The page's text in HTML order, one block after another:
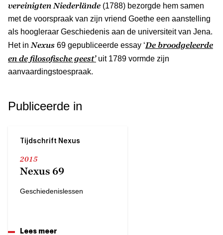
vereinigten Niederlände (1788) bezorgde hem samen
met de voorspraak van zijn vriend Goethe een aanstelling
als hoogleraar Geschiedenis aan de universiteit van Jena.
Het in Nexus 69 gepubliceerde essay ‘De broodgeleerde
en de filosofische geest’uit 1789 vormde zijn
aanvaardingstoespraak.
Publiceerde in
Tijdschrift Nexus
2015
Nexus 69
Geschiedenislessen
Lees meer